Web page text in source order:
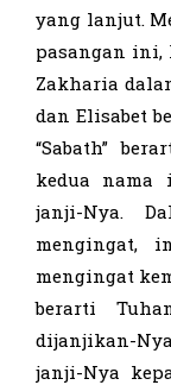
yang lanjut.
pasangan ini,
Zakharia
dan Elisabet
“Sabath”
kedua nama
janji-Nya.
mengingat,
mengingat
berarti
dijanjikan-
janji-Nya